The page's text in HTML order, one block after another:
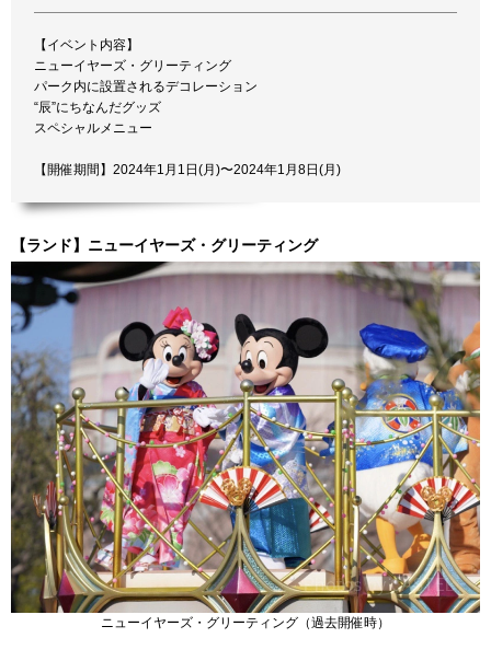
【イベント内容】
ニューイヤーズ・グリーティング
パーク内に設置されるデコレーション
“辰”にちなんだグッズ
スペシャルメニュー
【開催期間】2024年1月1日(月)〜2024年1月8日(月)
【ランド】ニューイヤーズ・グリーティング
ニューイヤーズ・グリーティング（過去開催時）